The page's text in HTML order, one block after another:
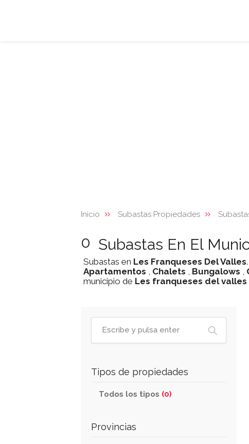
Inicio Subastas Propiedades
0 Subastas En El
Subastas en Les Franqueses Del Valles
Apartamentos , Chalets , Bungalows ,
municipio de Les franqueses del valles
Tipos de propiedades
Todos los tipos (0)
Provincias